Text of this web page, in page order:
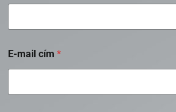
E-mail cím *